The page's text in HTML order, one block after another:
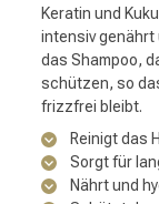
Keratin und
intensiv genährt
das Shampoo,
schützen, so
frizzfrei bleibt.
Reinigt das
Sorgt für
Nährt und